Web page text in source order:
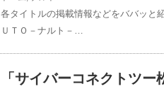
各タイトルの掲載情報などをババッと
ＵＴＯ－ナルト－…
「サイバーコネクトツ